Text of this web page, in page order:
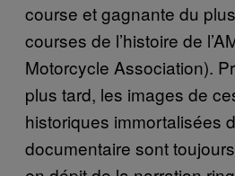
course et gagnante du
courses de l’histoire de
Motorcycle Association).
plus tard, les images de
historiques immortalisées
documentaire sont